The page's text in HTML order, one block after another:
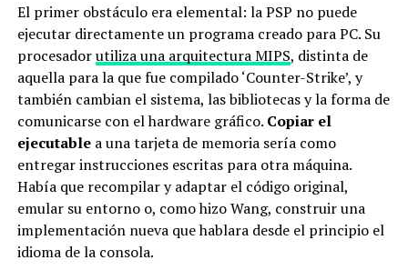
El primer obstáculo era elemental: la PSP no puede
ejecutar directamente un programa creado para PC. Su
procesadorutiliza una arquitectura MIPS, distinta de
aquella para la que fue compilado ‘Counter-Strike’, y
también cambian el sistema, las bibliotecas y la forma de
comunicarse con el hardware gráfico. Copiar el
ejecutablea una tarjeta de memoria sería como
entregar instrucciones escritas para otra máquina.
Había que recompilar y adaptar el código original,
emular su entorno o, como hizo Wang, construir una
implementación nueva que hablara desde el principio el
idioma de la consola.